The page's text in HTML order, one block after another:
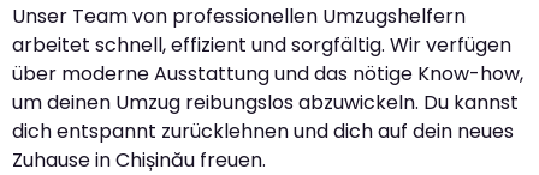
Unser Team von professionellen Umzugshelfern
arbeitet schnell, effizient und sorgfältig. Wir verfügen
über moderne Ausstattung und das nötige Know-how,
um deinen Umzug reibungslos abzuwickeln. Du kannst
dich entspannt zurücklehnen und dich auf dein neues
Zuhause in Chișinău freuen.